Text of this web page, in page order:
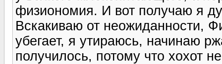
физиономия. И вот получаю я
Вскакиваю от неожиданности,
убегает, я утираюсь, начинаю
получилось, потому что хохот